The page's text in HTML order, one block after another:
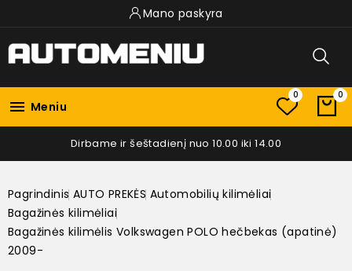
Mano paskyra
 Meniu
0 0
Dirbame ir šeštadienį nuo 10.00 iki 14.00
Pagrindinis AUTO PREKĖS Automobilių kilimėliai
Bagažinės kilimėliai
Bagažinės kilimėlis Volkswagen POLO hečbekas (apatinė)
2009-